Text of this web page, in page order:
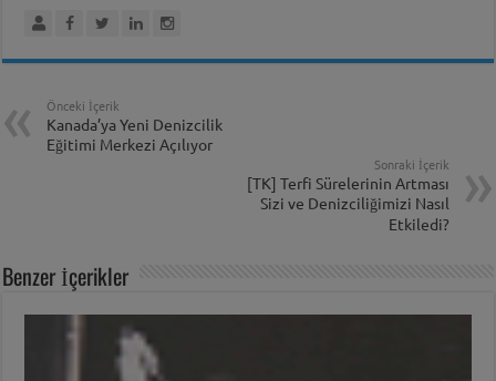
Önceki İçerik
Kanada’ya Yeni Denizcilik
Eğitimi Merkezi Açılıyor
Sonraki İçerik
[TK] Terfi Sürelerinin Artması
Sizi ve Denizciliğimizi Nasıl
Etkiledi?
Benzer İçerikler